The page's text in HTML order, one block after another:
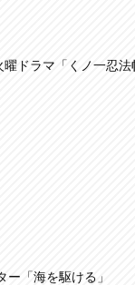
曜ドラマ「くノ一忍法
ー「海を駆ける」